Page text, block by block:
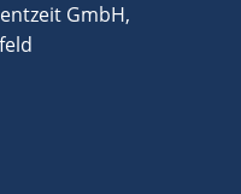
GmbH,